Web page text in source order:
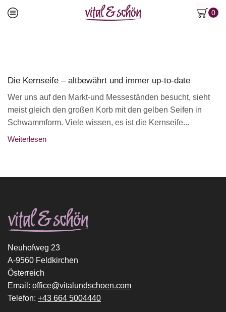
0
Die Kernseife – altbewährt und immer up-to-date
Wer uns auf den Markt-und Messeständen besucht, sieht
meist gleich den großen Korb mit den gelben Seifen in
Schwammform. Viele wissen, es ist die Kernseife...
Weiterlesen
Neuhofweg 23
A-9560 Feldkirchen
Österreich
Email: office@vitalundschoen.com
Telefon: +43 664 5004440